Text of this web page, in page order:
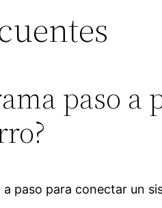
paso
paso para conectar un